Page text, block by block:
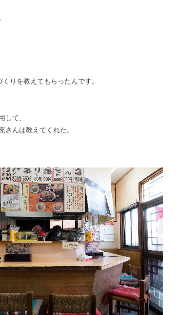
りを教えてもらったんです。
して、
んは教えてくれた。